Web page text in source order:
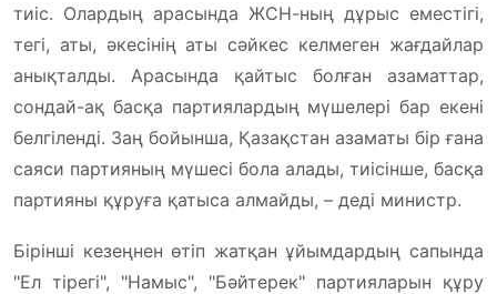
тиіс. Олардың арасында ЖСН-ның дұрыс еместігі,
тегі, аты, әкесінің аты сәйкес келмеген жағдайлар
анықталды. Арасында қайтыс болған азаматтар,
сондай-ақ басқа партиялардың мүшелері бар екені
белгіленді. Заң бойынша, Қазақстан азаматы бір ғана
саяси партияның мүшесі бола алады, тиісінше, басқа
партияны құруға қатыса алмайды, – деді министр.
Бірінші кезеңнен өтіп жатқан ұйымдардың сапында
"Ел тірегі", "Намыс", "Бәйтерек" партияларын құру